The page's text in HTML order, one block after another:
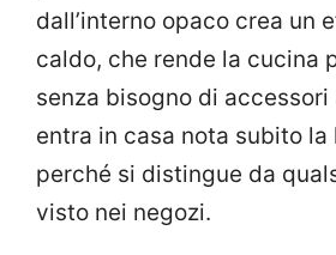
dall’interno opaco crea un
caldo, che rende la cucina
senza bisogno di
entra in casa nota subito la
perché si distingue da
visto nei negozi.